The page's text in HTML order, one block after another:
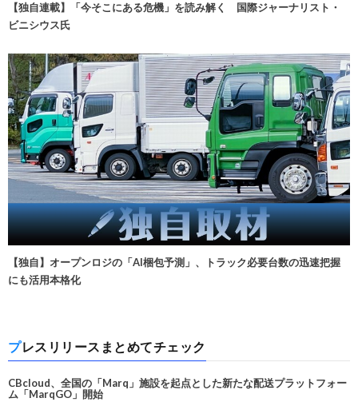
【独自連載】「今そこにある危機」を読み解く 国際ジャーナリスト・
ビニシウス氏
【独自】オープンロジの「AI梱包予測」、トラック必要台数の迅速把握
にも活用本格化
プレスリリースまとめてチェック
CBcloud、全国の「Marq」施設を起点とした新たな配送プラットフォー
ム「MarqGO」開始